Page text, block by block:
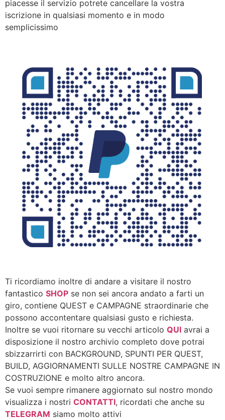
piacesse il servizio potrete cancellare la vostra
iscrizione in qualsiasi momento e in modo
semplicissimo
Ti ricordiamo inoltre di andare a visitare il nostro
fantastico SHOP se non sei ancora andato a farti un
giro, contiene QUEST e CAMPAGNE straordinarie che
possono accontentare qualsiasi gusto e richiesta.
Inoltre se vuoi ritornare su vecchi articolo QUI avrai a
disposizione il nostro archivio completo dove potrai
sbizzarrirti con BACKGROUND, SPUNTI PER QUEST,
BUILD, AGGIORNAMENTI SULLE NOSTRE CAMPAGNE IN
COSTRUZIONE e molto altro ancora.
Se vuoi sempre rimanere aggiornato sul nostro mondo
visualizza i nostri CONTATTI, ricordati che anche su
TELEGRAM siamo molto attivi